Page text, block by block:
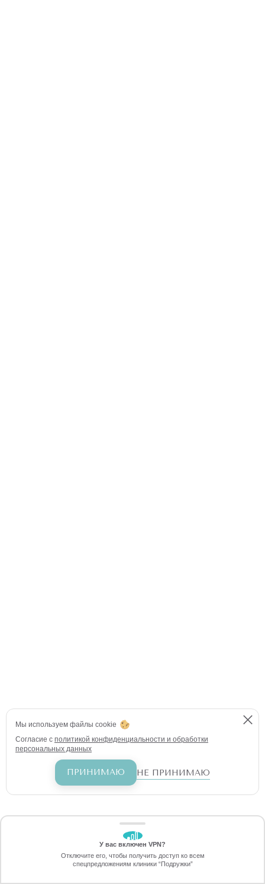
Позвоните
ЗАБЕРИТЕ СКИДКУ
70%
Мы используем файлы cookie
Согласие с политикой конфиденциальности и обработки
персональных данных
ПРИНИМАЮ НЕ ПРИНИМАЮ
У вас включен VPN?
Отключите его, чтобы получить доступ ко всем
спецпредложениям клиники “Подружки”